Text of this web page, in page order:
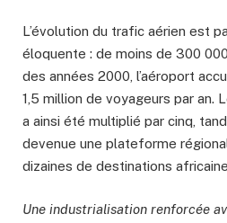
L’évolution du trafic aérien est
éloquente : de moins de 300
des années 2000, l’aéroport
1,5 million de voyageurs par an.
a ainsi été multiplié par cinq,
devenue une plateforme
dizaines de destinations
Une industrialisation renforcée